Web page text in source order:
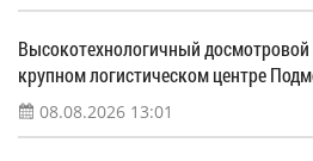
Высокотехнологичный
крупном логистическом центре
08.08.2026 13:01